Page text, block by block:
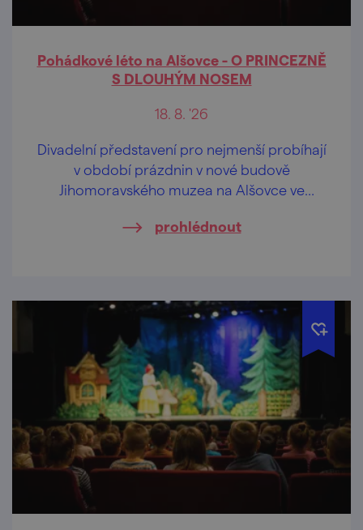
Pohádkové léto na Alšovce - O PRINCEZNĚ
S DLOUHÝM NOSEM
18. 8. '26
Divadelní představení pro nejmenší probíhají
v období prázdnin v nové budově
Jihomoravského muzea na Alšovce ve
vždy od 17 hod.
prohlédnout